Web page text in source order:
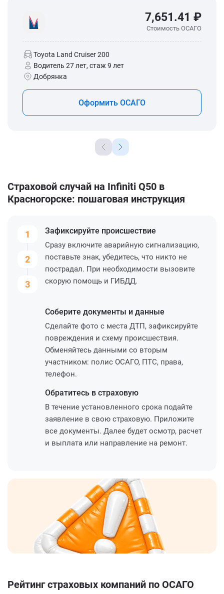
7,651.41 ₽
Стоимость ОСАГО
Toyota Land Cruiser 200
Водитель 27 лет, стаж 9 лет
Добрянка
Оформить ОСАГО
Страховой случай на Infiniti Q50 в
Красногорске: пошаговая инструкция
1
2
3
Зафиксируйте происшествие
Сразу включите аварийную сигнализацию,
поставьте знак, убедитесь, что никто не
пострадал. При необходимости вызовите
скорую помощь и ГИБДД.
Соберите документы и данные
Сделайте фото с места ДТП, зафиксируйте
повреждения и схему происшествия.
Обменяйтесь данными со вторым
участником: полис ОСАГО, ПТС, права,
телефон.
Обратитесь в страховую
В течение установленного срока подайте
заявление в свою страховую. Приложите
все документы. Далее будет осмотр, расчет
и выплата или направление на ремонт.
Рейтинг страховых компаний по ОСАГО